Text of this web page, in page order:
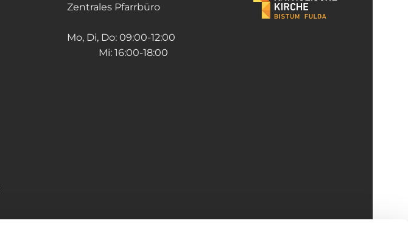
Zentrales Pfarrbüro
Mo, Di, Do: 09:00-12:00
Mi: 16:00-18:00